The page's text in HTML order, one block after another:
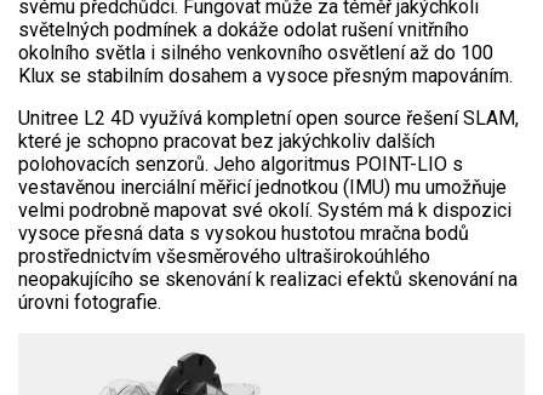
svému předchůdci. Fungovat může za téměř jakýchkoli
světelných podmínek a dokáže odolat rušení vnitřního
okolního světla i silného venkovního osvětlení až do 100
Klux se stabilním dosahem a vysoce přesným mapováním.
Unitree L2 4D využívá kompletní open source řešení SLAM,
které je schopno pracovat bez jakýchkoliv dalších
polohovacích senzorů. Jeho algoritmus POINT-LIO s
vestavěnou inerciální měřicí jednotkou (IMU) mu umožňuje
velmi podrobně mapovat své okolí. Systém má k dispozici
vysoce přesná data s vysokou hustotou mračna bodů
prostřednictvím všesměrového ultraširokoúhlého
neopakujícího se skenování k realizaci efektů skenování na
úrovni fotografie.